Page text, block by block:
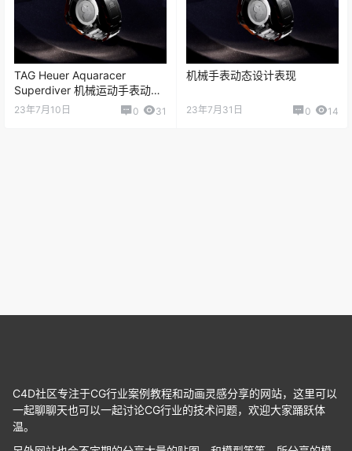
TAG Heuer Aquaracer
Superdiver 机械运动手表动态
设计表现
23年7月10日 0 31
机械手表动态设计表现
23年7月31日 0 14
C4D社区专注于CG行业案例教程和动画灵感分享的网站，这里可以
一起聊聊天也可以一起讨论CG行业的技术问题，欢迎大家踊跃体
温。